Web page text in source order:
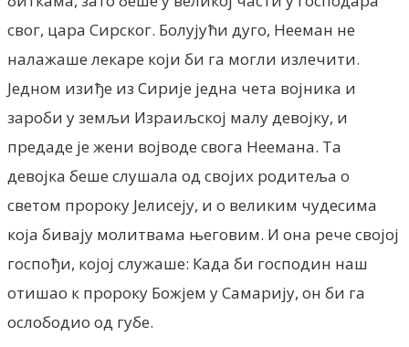
свог, цара Сирског. Болујући дуго, Нееман не
налажаше лекаре који би га могли излечити.
Једном изиђе из Сирије једна чета војника и
зароби у земљи Израиљској малу девојку, и
предаде је жени војводе свога Неемана. Та
девојка беше слушала од својих родитеља о
светом пророку Јелисеју, и о великим чудесима
која бивају молитвама његовим. И она рече својој
госпођи, којој служаше: Када би господин наш
отишао к пророку Божјем у Самарију, он би га
ослободио од губе.